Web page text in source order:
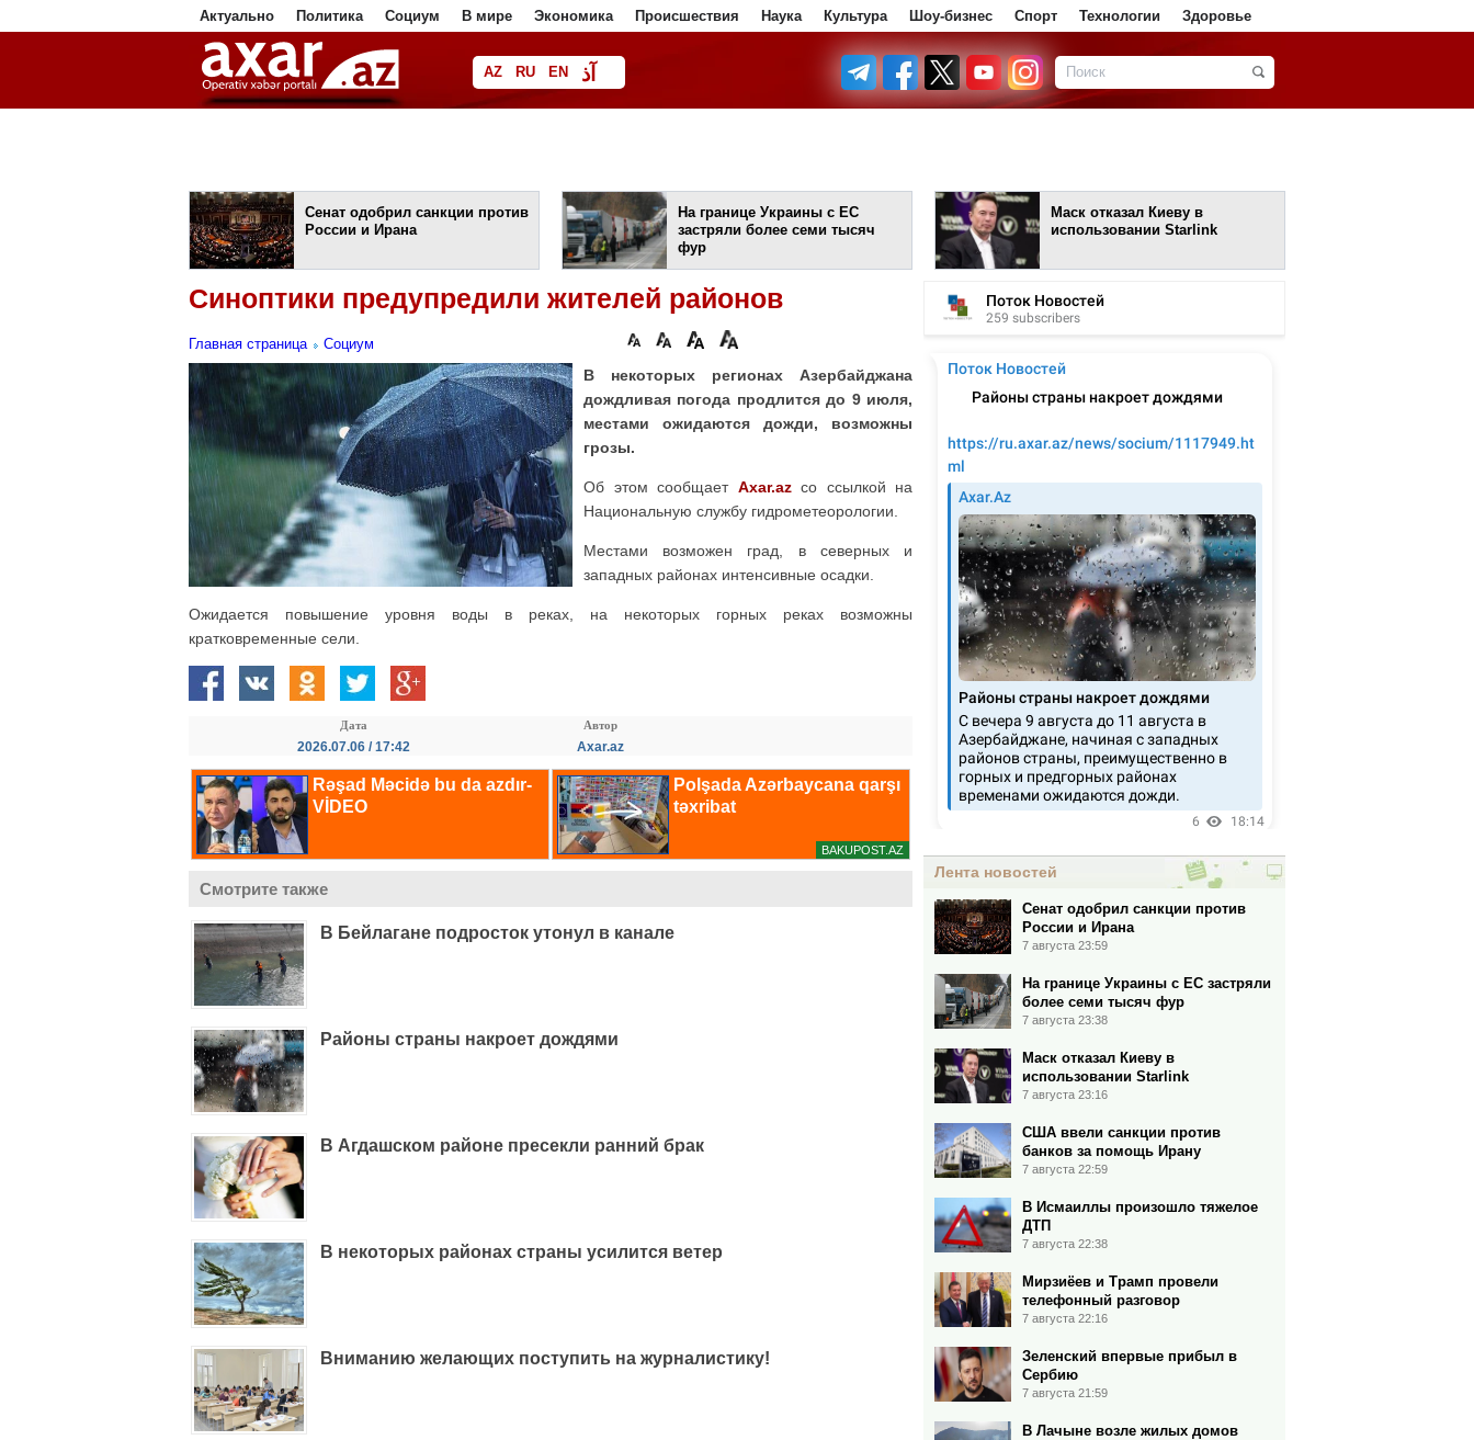
Актуально Политика Социум В мире Экономика Происшествия Наука Культура Шоу-бизнес Спорт Технологии Здоровье
AZ RU EN آذ
فا
Сенат одобрил санкции против
России и Ирана
На границе Украины с ЕС
застряли более семи тысяч
фур
Маск отказал Киеву в
использовании Starlink
Синоптики предупредили жителей районов
Главная страница Социум
В некоторых регионах Азербайджана
дождливая погода продлится до 9 июля,
местами ожидаются дожди, возможны
грозы.
Об этом сообщает Axar.azсо ссылкой на
Национальную службу гидрометеорологии.
Местами возможен град, в северных и
западных районах интенсивные осадки.
Ожидается повышение уровня воды в реках, на некоторых горных реках возможны
кратковременные сели.
Дата
2026.07.06 / 17:42
Автор
Axar.az
Смотрите также
В Бейлагане подросток утонул в канале
Районы страны накроет дождями
В Агдашском районе пресекли ранний брак
В некоторых районах страны усилится ветер
Вниманию желающих поступить на журналистику!
Лента новостей
Сенат одобрил санкции против
России и Ирана
7 августа 23:59
На границе Украины с ЕС застряли
более семи тысяч фур
7 августа 23:38
Маск отказал Киеву в
использовании Starlink
7 августа 23:16
США ввели санкции против
банков за помощь Ирану
7 августа 22:59
В Исмаиллы произошло тяжелое
ДТП
7 августа 22:38
Мирзиёев и Трамп провели
телефонный разговор
7 августа 22:16
Зеленский впервые прибыл в
Сербию
7 августа 21:59
В Лачыне возле жилых домов